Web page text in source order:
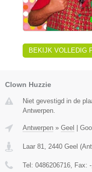
BEKIJK VOLLEDIG
Clown Huzzie
Niet gevestigd in de
Antwerpen.
Antwerpen » Geel
Laar 81, 2440 Geel (
Tel: 0486206716, Fax: -